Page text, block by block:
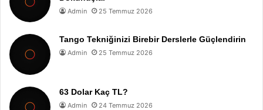
Admin 25 Temmuz 2026
Tango Tekniğinizi Birebir Derslerle Güçlendirin
Admin 25 Temmuz 2026
63 Dolar Kaç TL?
Admin 24 Temmuz 2026